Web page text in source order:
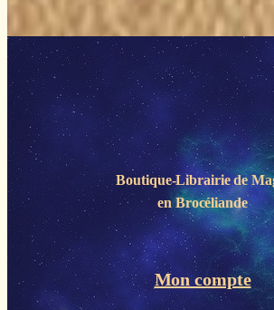
Boutique-Librairie de
en Brocéliande
Mon compte